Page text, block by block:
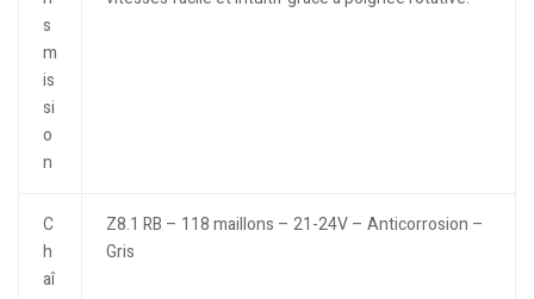
s
m
is
si
o
n
C
h
aî
Z8.1 RB – 118 maillons – 21-24V – Anticorrosion –
Gris